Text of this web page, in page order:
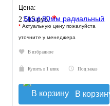
Цена:
2 615 руб.*
* Актуальную цену пожалуйста
уточните у менеджера
В избранное
Купить в 1 клик Под заказ
В корзину